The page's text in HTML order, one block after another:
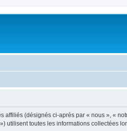
(désignés ci-après par « nous », «
toutes les informations collectées